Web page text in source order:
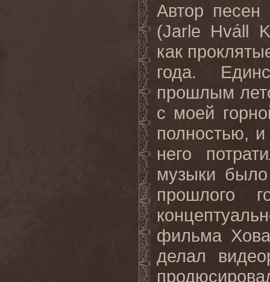
Автор
(Jarle Hváll
как
года.
прошлым
с моей
полностью,
него
музыки
прошлого
фильма
делал